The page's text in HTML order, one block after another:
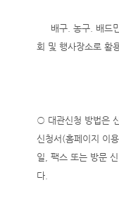
배구. 농구. 배드민
회 및 행사장소로
○ 대관신청 방법은
신청서(홈페이지 이
일, 팩스 또는 방문
다.